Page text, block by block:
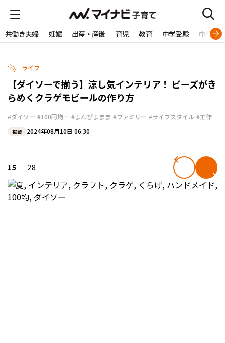
共働き夫婦 妊娠 出産・産後 育児 教育 中学受験 中学生
ライフ
【ダイソーで揃う】涼し気インテリア！ ビーズがき
らめくクラゲモビールの作り方
#ダイソー #100円均一 #よんぴよまま #ファミリー #ライフスタイル #工作
掲載 2024年08月10日 06:30
15 28